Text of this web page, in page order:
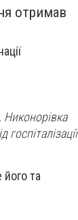
отримав
Никонорівка
його та